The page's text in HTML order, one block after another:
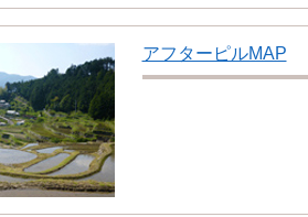
アフターピルMAP